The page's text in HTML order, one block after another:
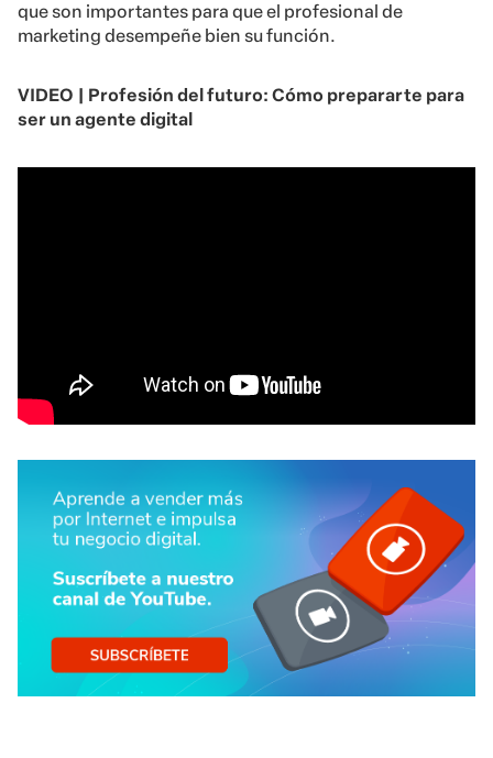
que son importantes para que el profesional de
marketing desempeñe bien su función.
VIDEO | Profesión del futuro: Cómo prepararte para
ser un agente digital